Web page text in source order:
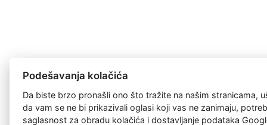
Podešavanja kolačića
Da biste brzo pronašli ono što tražite na našim stranicama,
da vam se ne bi prikazivali oglasi koji vas ne zanimaju,
saglasnost zaobradu kolačića i dostavljanje podataka